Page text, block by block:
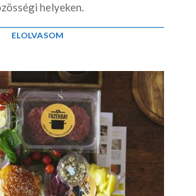
helyeken.
ELOLVASOM